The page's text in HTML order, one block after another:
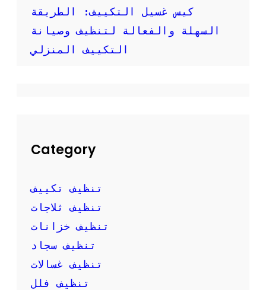
ج
و
ة
ح
ل
م
ز
ل
كيس غسيل التكييف: الطريقة
السهلة والفعالة لتنظيف وصيانة
التكييف المنزلي
Category
تنظيف تكييف
تنظيف ثلاجات
تنظيف خزانات
تنظيف سجاد
تنظيف غسالات
تنظيف فلل